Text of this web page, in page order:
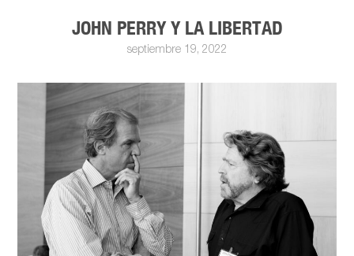
JOHN PERRY Y LA LIBERTAD
septiembre 19, 2022